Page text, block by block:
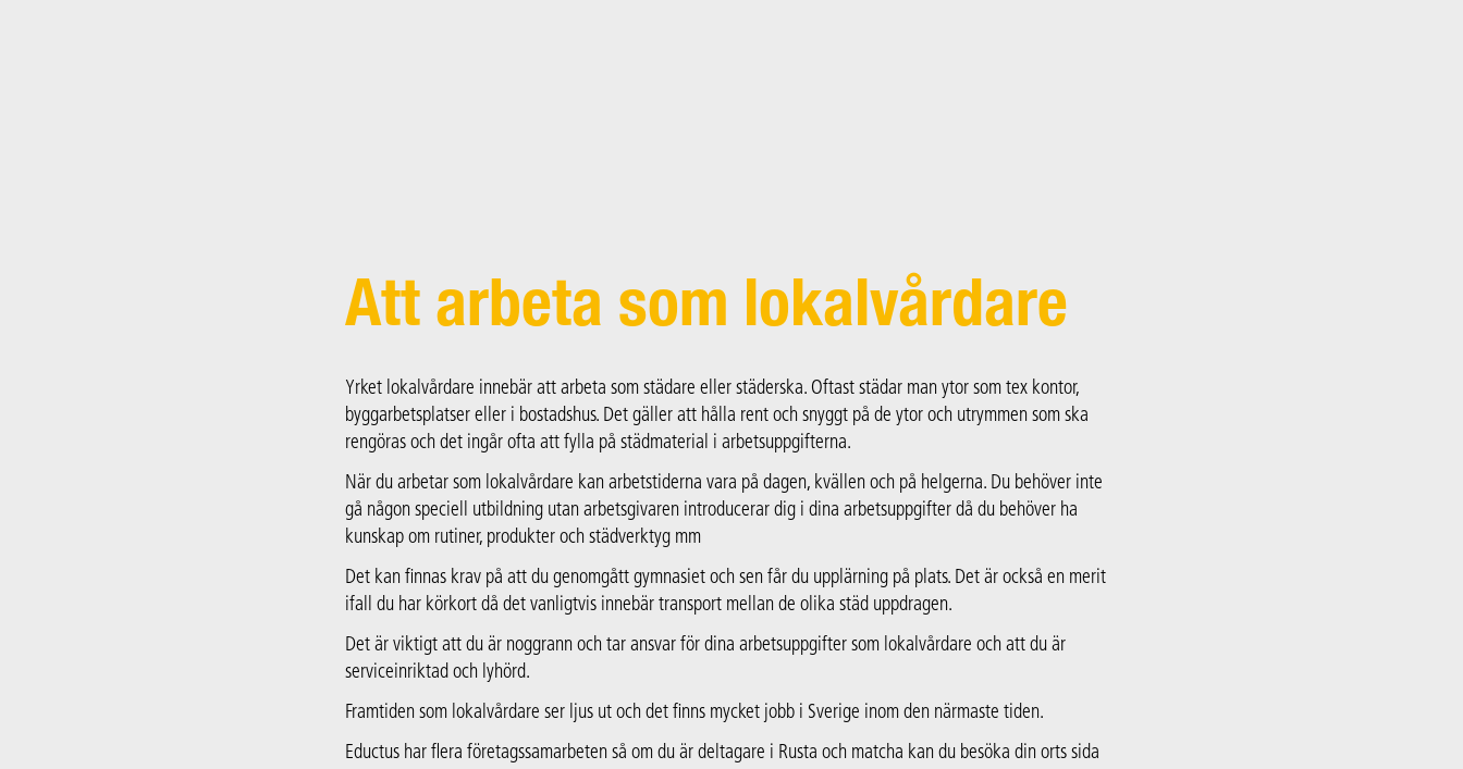
Att arbeta som lokalvårdare
Yrket lokalvårdare innebär att arbeta som städare eller städerska. Oftast städar man ytor som tex kontor,
byggarbetsplatser eller i bostadshus. Det gäller att hålla rent och snyggt på de ytor och utrymmen som ska
rengöras och det ingår ofta att fylla på städmaterial i arbetsuppgifterna.
När du arbetar som lokalvårdare kan arbetstiderna vara på dagen, kvällen och på helgerna. Du behöver inte
gå någon speciell utbildning utan arbetsgivaren introducerar dig i dina arbetsuppgifter då du behöver ha
kunskap om rutiner, produkter och städverktyg mm
Det kan finnas krav på att du genomgått gymnasiet och sen får du upplärning på plats. Det är också en merit
ifall du har körkort då det vanligtvis innebär transport mellan de olika städ uppdragen.
Det är viktigt att du är noggrann och tar ansvar för dina arbetsuppgifter som lokalvårdare och att du är
serviceinriktad och lyhörd.
Framtiden som lokalvårdare ser ljus ut och det finns mycket jobb i Sverige inom den närmaste tiden.
Eductus har flera företagssamarbeten så om du är deltagare i Rusta och matcha kan du besöka din orts sida